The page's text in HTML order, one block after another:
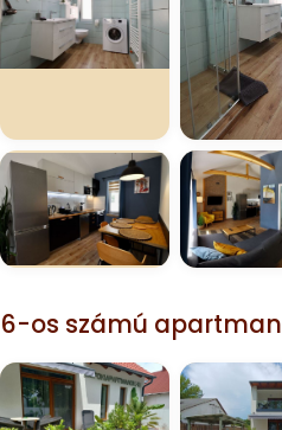
6-os számú apartman